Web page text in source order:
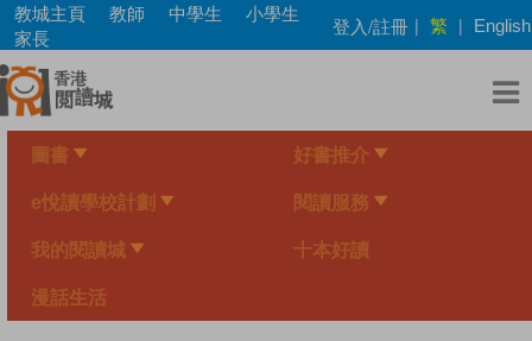
Skip
main
content
教城主頁 教師 中學生
小學生
家長
登入/註冊 | 繁 | English
圖書 好書推介
e悅讀學校計劃 閱讀服務
我的閱讀城 十本好讀
漫話生活